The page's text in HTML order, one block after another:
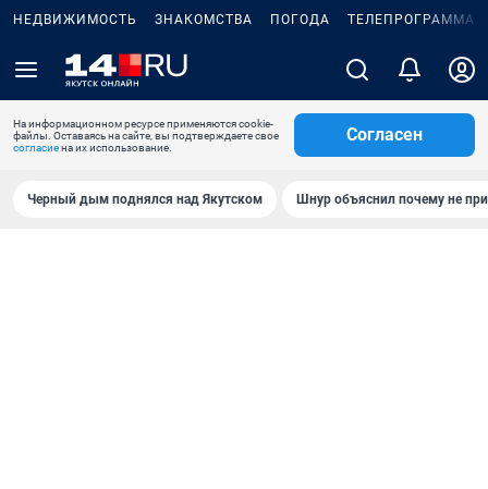
НЕДВИЖИМОСТЬ ЗНАКОМСТВА ПОГОДА ТЕЛЕПРОГРАММА
На информационном ресурсе применяются cookie-
файлы. Оставаясь на сайте, вы подтверждаете свое
согласиена их использование.
Согласен
Черный дым поднялся над Якутском Шнур объяснил почему не